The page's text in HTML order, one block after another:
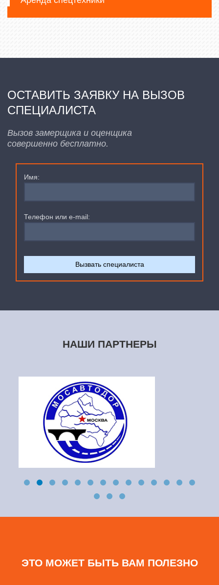
ОСТАВИТЬ ЗАЯВКУ НА ВЫЗОВ
СПЕЦИАЛИСТА
Вызов замерщика и оценщика
совершенно бесплатно.
Имя:
Телефон или e-mail:
НАШИ ПАРТНЕРЫ
ЭТО МОЖЕТ БЫТЬ ВАМ ПОЛЕЗНО